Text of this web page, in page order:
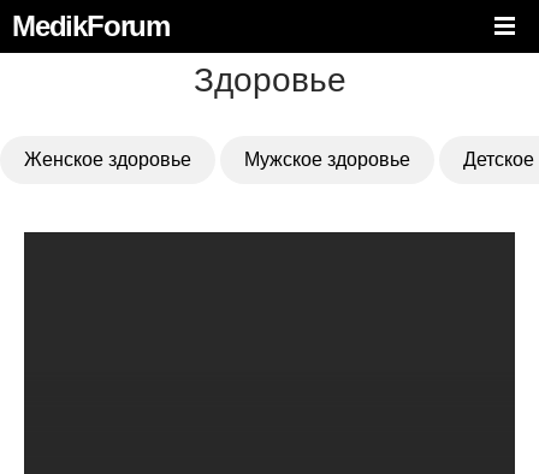
MedikForum
Здоровье
Женское здоровье Мужское здоровье